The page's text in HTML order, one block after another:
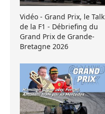
Vidéo - Grand Prix, le Talk
de la F1 - Débriefing du
Grand Prix de Grande-
Bretagne 2026